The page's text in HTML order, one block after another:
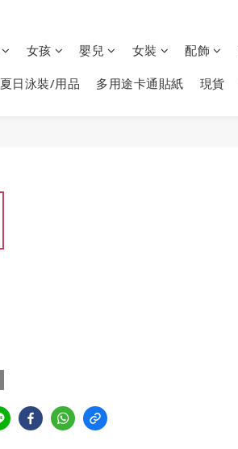
女孩 嬰兒 女裝 配飾
夏日泳裝/用品 多用途卡通貼紙 現貨